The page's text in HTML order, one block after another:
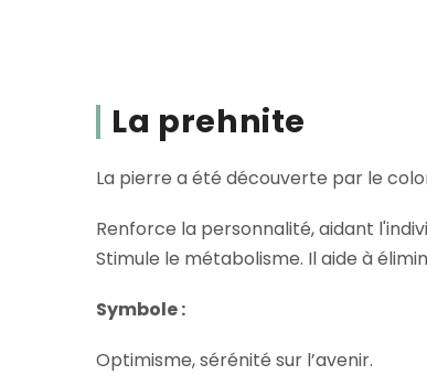
La prehnite
La pierre a été découverte par le
Renforce la personnalité, aidant
Stimule le métabolisme. Il aide à
Symbole :
Optimisme, sérénité sur l’avenir.